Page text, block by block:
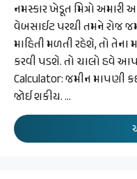
નમસ્કાર ખેડૂત મિત્રો
વેબસાઈટ પરથી તમને રોજ
માહિતી મળતી રહેશે, તો તેના
કરવી પડશે. તો ચાલો હવે
Calculator: જમીન માપણી
જોઈ શકીય. …